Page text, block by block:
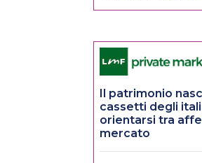
Il patrimonio
cassetti degli
orientarsi tra
mercato